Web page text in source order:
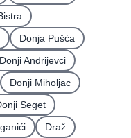
Donja Pušća
Donji Andrijevci
Donji Miholjac
Seget
Draž